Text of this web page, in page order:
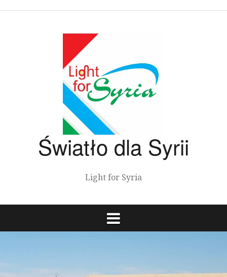
Światło dla Syrii
Light for Syria